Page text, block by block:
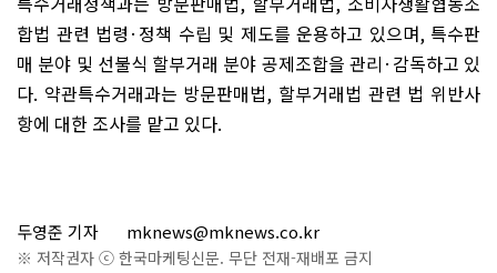
합법 관련 법령 · 정책 수립 및 제도를 운용하고 있으며, 특수판
매 분야 및 선불식 할부거래 분야 공제조합을 관리 · 감독하고 있
다. 약관특수거래과는 방문판매법, 할부거래법 관련 법 위반사
항에 대한 조사를 맡고 있다.
두영준 기자 mknews@mknews.co.kr
※ 저작권자 ⓒ 한국마케팅신문. 무단 전재-재배포 금지